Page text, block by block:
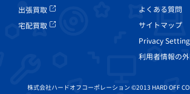
出張買取
宅配買取
よくある質問
サイトマップ
Privacy
利用者情報の
株式会社ハードオフコーポレーション ©2013 HARD OFF